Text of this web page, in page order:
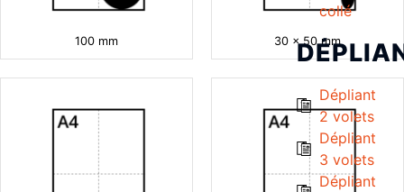
collé
Dépliant
2 volets
Dépliant
3 volets
Dépliant
100 mm 30 x 50 mm